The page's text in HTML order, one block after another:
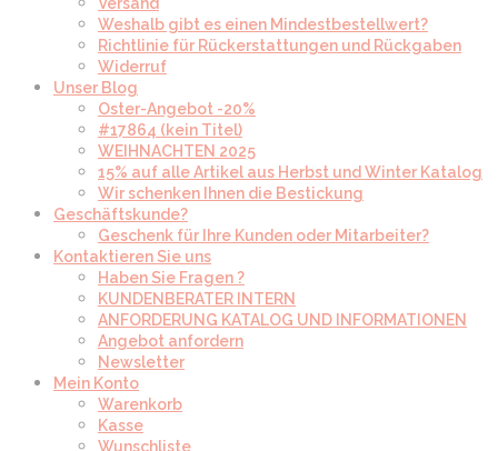
Weshalb gibt es einen Mindestbestellwert?
Richtlinie für Rückerstattungen und Rückgaben
Widerruf
Unser Blog
Oster-Angebot -20%
#17864 (kein Titel)
WEIHNACHTEN 2025
15% auf alle Artikel aus Herbst und Winter Katalog
Wir schenken Ihnen die Bestickung
Geschäftskunde?
Geschenk für Ihre Kunden oder Mitarbeiter?
Kontaktieren Sie uns
Haben Sie Fragen ?
KUNDENBERATER INTERN
ANFORDERUNG KATALOG UND INFORMATIONEN
Angebot anfordern
Newsletter
Mein Konto
Warenkorb
Kasse
Wunschliste